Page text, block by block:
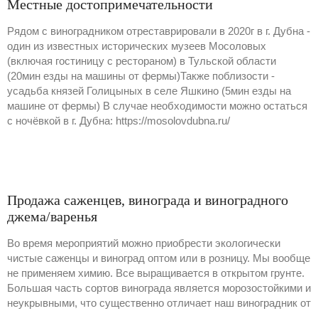
Местные достопримечательности
Рядом с виноградником отреставрировали в 2020г в г. Дубна -
один из известных исторических музеев Мосоловых
(включая гостиницу с рестораном) в Тульской области
(20мин езды на машины от фермы)Также поблизости -
усадьба князей Голицыных в селе Яшкино (5мин езды на
машине от фермы) В случае необходимости можно остаться
с ночёвкой в г. Дубна: https://mosolovdubna.ru/
Продажа саженцев, винограда и виноградного
джема/варенья
Во время мероприятий можно приобрести экологически
чистые саженцы и виноград оптом или в розницу. Мы вообще
не применяем химию. Все выращивается в открытом грунте.
Большая часть сортов винограда является морозостойкими и
неукрывными, что существенно отличает наш виноградник от